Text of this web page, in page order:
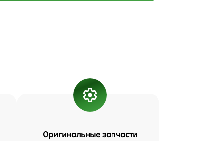
Оригинальные запчасти